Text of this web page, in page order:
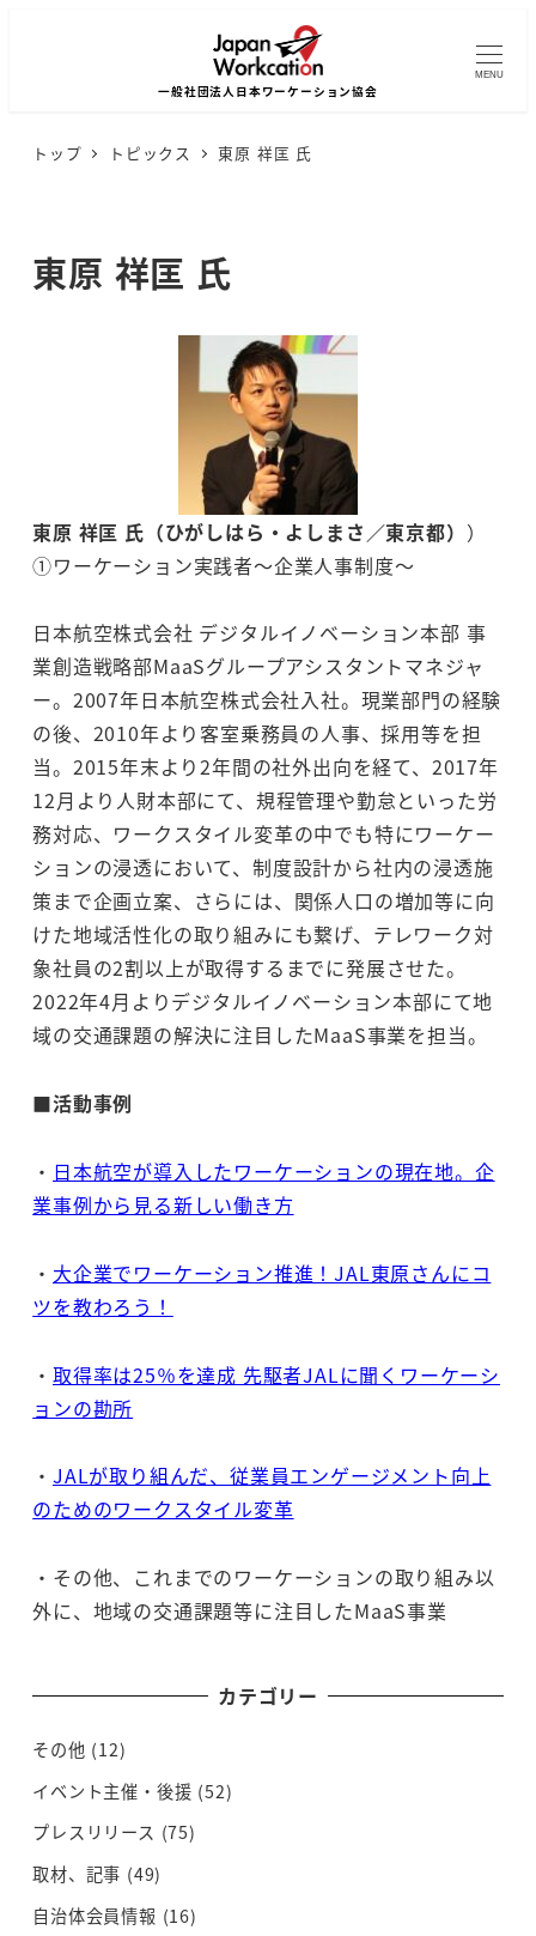
MENU
トップ トピックス 東原 祥匡 氏
東原 祥匡 氏
東原 祥匡 氏（ひがしはら・よしまさ／東京都） ）
①ワーケーション実践者～企業人事制度～
日本航空株式会社 デジタルイノベーション本部 事
業創造戦略部MaaSグループアシスタントマネジャ
ー。2007年日本航空株式会社入社。現業部門の経験
の後、2010年より客室乗務員の人事、採用等を担
当。2015年末より2年間の社外出向を経て、2017年
12月より人財本部にて、規程管理や勤怠といった労
務対応、ワークスタイル変革の中でも特にワーケー
ションの浸透において、制度設計から社内の浸透施
策まで企画立案、さらには、関係人口の増加等に向
けた地域活性化の取り組みにも繋げ、テレワーク対
象社員の2割以上が取得するまでに発展させた。
2022年4月よりデジタルイノベーション本部にて地
域の交通課題の解決に注目したMaaS事業を担当。
■活動事例
・ 日本航空が導入したワーケーションの現在地。企
業事例から見る新しい働き方
・ 大企業でワーケーション推進！JAL東原さんにコ
ツを教わろう！
・ 取得率は25％を達成 先駆者JALに聞くワーケーシ
ョンの勘所
・ JALが取り組んだ、従業員エンゲージメント向上
のためのワークスタイル変革
・その他、これまでのワーケーションの取り組み以
外に、地域の交通課題等に注目したMaaS事業
カテゴリー
その他 (12)
イベント主催・後援 (52)
プレスリリース (75)
取材、記事 (49)
自治体会員情報 (16)